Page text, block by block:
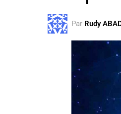
Par Rudy